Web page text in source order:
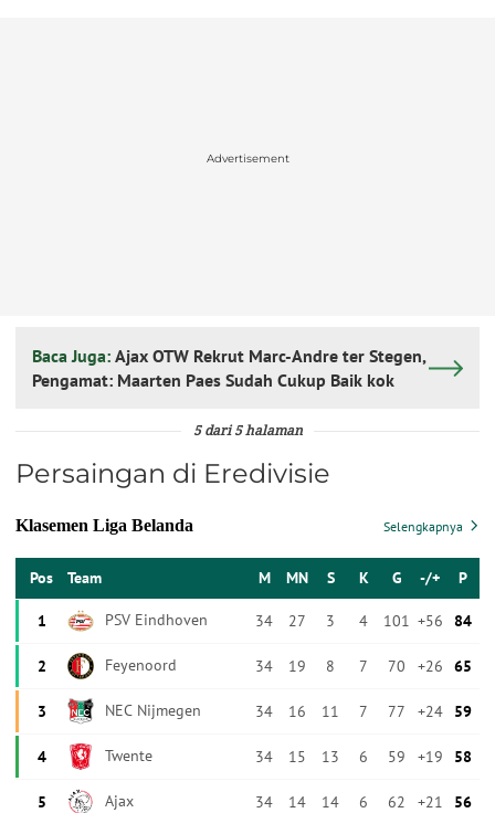
Advertisement
Baca Juga: Ajax OTW Rekrut Marc-Andre ter Stegen,
Pengamat: Maarten Paes Sudah Cukup Baik kok
5 dari 5 halaman
Persaingan di Eredivisie